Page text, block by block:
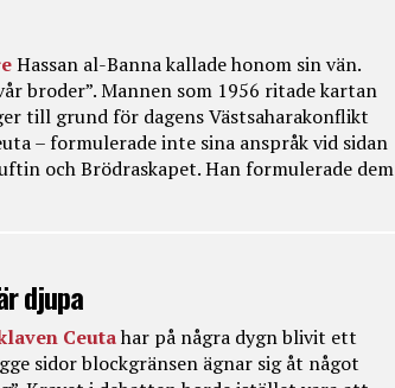
Hassan al-Banna kallade honom sin vän.
broder”. Mannen som 1956 ritade kartan
till grund för dagens Västsaharakonflikt
– formulerade inte sina anspråk vid sidan
och Brödraskapet. Han formulerade dem
djupa
Ceutahar på några dygn blivit ett
sidor blockgränsen ägnar sig åt något